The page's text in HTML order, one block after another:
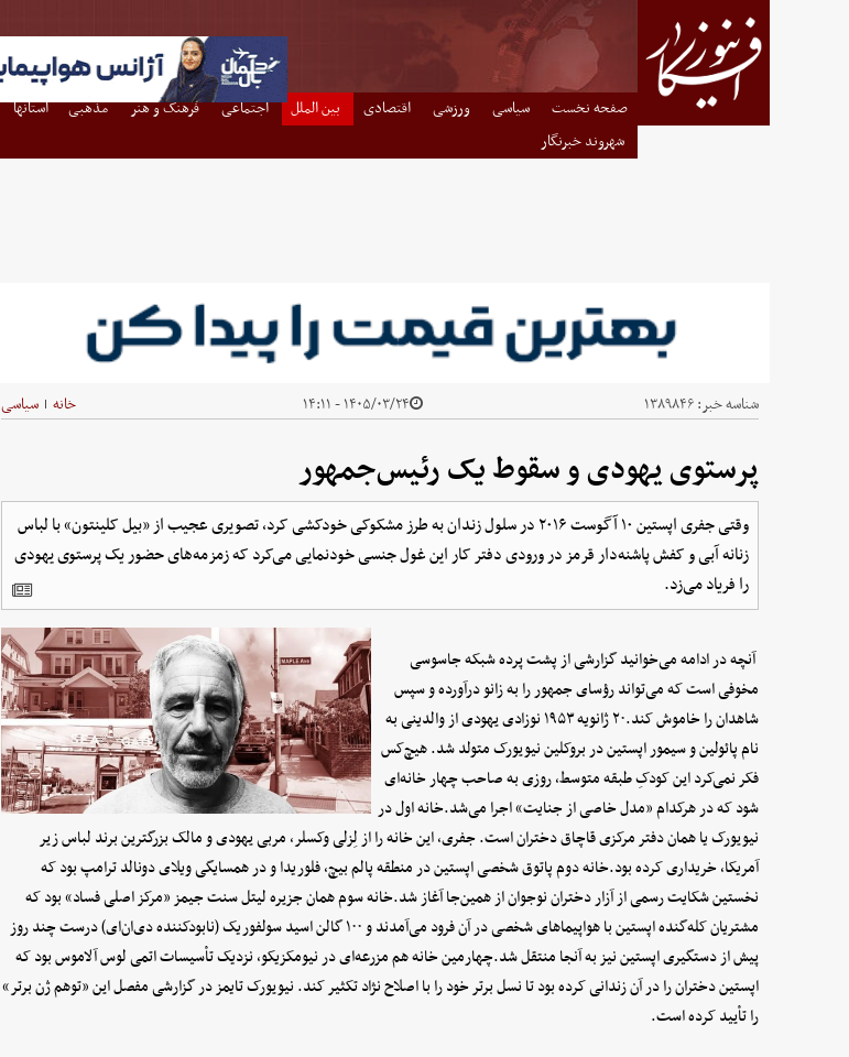
صفحه نخست سیاسی ورزشی اقتصادی بین الملل اجتماعی فرهنگ و هنر مذهبی استانها
شهروند خبرنگار
شناسه خبر:۱۳۸۹۸۴۶ ۱۴۰۵/۰۳/۲۴ - ۱۴:۱۱ خانه | سیاسی
پرستوی یهودی و سقوط یک رئیس‌جمهور
وقتی جفری اپستین ۱۰ آگوست ۲۰۱۶ در سلول زندان به طرز مشکوکی خودکشی کرد، تصویری عجیب از «بیل کلینتون» با لباس
زنانه آبی و کفش پاشنه‌دار قرمز در ورودی دفتر کار این غول جنسی خودنمایی می‌کرد که زمزمه‌های حضور یک پرستوی یهودی
را فریاد می‌زد.
آنچه در ادامه می‌خوانید گزارشی از پشت پرده شبکه جاسوسی
مخوفی است که می‌تواند رؤسای جمهور را به زانو درآورده و سپس
شاهدان را خاموش کند.۲۰ ژانویه ۱۹۵۳ نوزادی یهودی از والدینی به
نام پائولین و سیمور اپستین در بروکلین نیویورک متولد شد. هیچ‌کس
فکر نمی‌کرد این کودکِ طبقه متوسط، روزی به صاحب چهار خانه‌ای
شود که در هرکدام «مدل خاصی از جنایت» اجرا می‌شد.خانه اول در
نیویورک یا همان دفتر مرکزی قاچاق دختران است. جفری، این خانه را از لِزلی وکسلر، مربی یهودی و مالک بزرگترین برند لباس زیر
آمریکا، خریداری کرده بود.خانه دوم پاتوق شخصی اپستین در منطقه پالم بیچ، فلوریدا و در همسایگی ویلای دونالد ترامپ بود که
نخستین شکایت رسمی از آزار دختران نوجوان از همین‌جا آغاز شد.خانه سوم همان جزیره لیتل سنت جیمز «مرکز اصلی فساد» بود که
مشتریان کله‌گنده اپستین با هواپیماهای شخصی در آن فرود می‌آمدند و ۱۰۰ گالن اسید سولفوریک (نابودکننده دی‌ان‌ای) درست چند روز
پیش از دستگیری اپستین نیز به آنجا منتقل شد.چهارمین خانه هم مزرعه‌ای در نیومکزیکو، نزدیک تأسیسات اتمی لوس آلاموس بود که
اپستین دختران را در آن زندانی کرده بود تا نسل برتر خود را با اصلاح نژاد تکثیر کند. نیویورک تایمز در گزارشی مفصل این «توهم ژن برتر»
را تأیید کرده است.